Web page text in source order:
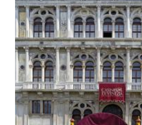
musicale Prof. Giuseppe
Associazioni Richard Wagner
desiderio di Wolfgang Wagner-
Wagner e direttore del
(Bayreuther Festspiele) (1951-
soci fondatori: Comune di
Teatro La Fenice, Fondazione
Fondazione Ugo e Olga Levi,
Conservatorio Benedetto